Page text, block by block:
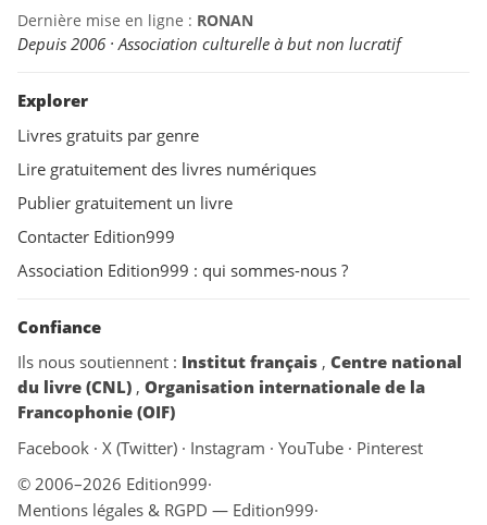
Dernière mise en ligne : RONAN
Depuis 2006 · Association culturelle à but non lucratif
Explorer
Livres gratuits par genre
Lire gratuitement des livres numériques
Publier gratuitement un livre
Contacter Edition999
Association Edition999 : qui sommes-nous ?
Confiance
Ils nous soutiennent : Institut français , Centre national
du livre (CNL) , Organisation internationale de la
Francophonie (OIF)
Facebook · X (Twitter) · Instagram · YouTube · Pinterest
© 2006–2026 Edition999·
Mentions légales & RGPD — Edition999·